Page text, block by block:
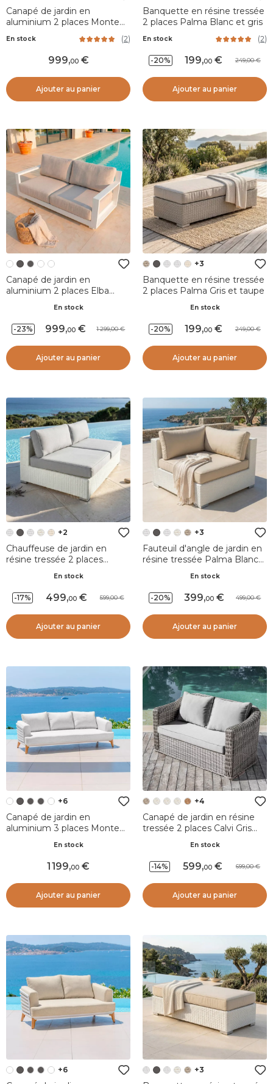
Canapé de jardin en
aluminium 2 places Monte
En stock (2)
999,00
Ajouter au panier
Banquette en résine tressée
2 places Palma Blanc et gris
En stock (2)
-20% 199,00 249,00
Ajouter au panier
Canapé de jardin en
aluminium 2 places Elba
En stock
-23% 999,00 1 299,00
Ajouter au panier
+3
Banquette en résine tressée
2 places Palma Gris et taupe
En stock
-20% 199,00 249,00
Ajouter au panier
+2
Chauffeuse de jardin en
résine tressée 2 places
En stock
-17% 499,00 599,00
Ajouter au panier
+3
Fauteuil d'angle de jardin en
résine tressée Palma Blanc
En stock
-20% 399,00 499,00
Ajouter au panier
+6
Canapé de jardin en
aluminium 3 places Monte
En stock
1 199,00
Ajouter au panier
+4
Canapé de jardin en résine
tressée 2 places Calvi Gris
En stock
-14% 599,00 699,00
Ajouter au panier
+6 +3